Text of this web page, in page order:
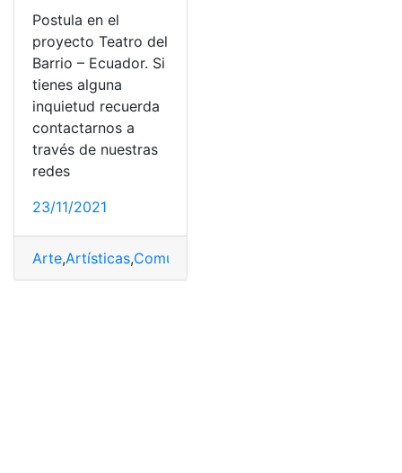
Postula en el
proyecto Teatro del
Barrio – Ecuador. Si
tienes alguna
inquietud recuerda
contactarnos a
través de nuestras
redes
23/11/2021
Arte,Artísticas,Comunidad